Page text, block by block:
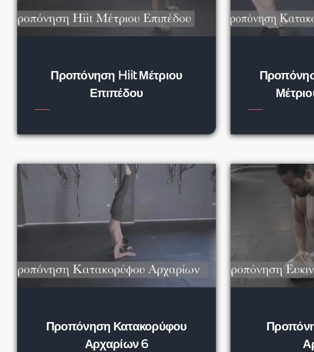
Προπόνηση Hiit Μέτριου
Επιπέδου
Προπόνηση Κατακορύφου
Αρχαρίων 6